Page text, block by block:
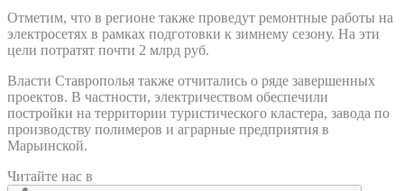
Отметим, что в регионе также проведут ремонтные работы на
электросетях в рамках подготовки к зимнему сезону. На эти
цели потратят почти 2 млрд руб.
Власти Ставрополья также отчитались о ряде завершенных
проектов. В частности, электричеством обеспечили
постройки на территории туристического кластера, завода по
производству полимеров и аграрные предприятия в
Марьинской.
Читайте нас в